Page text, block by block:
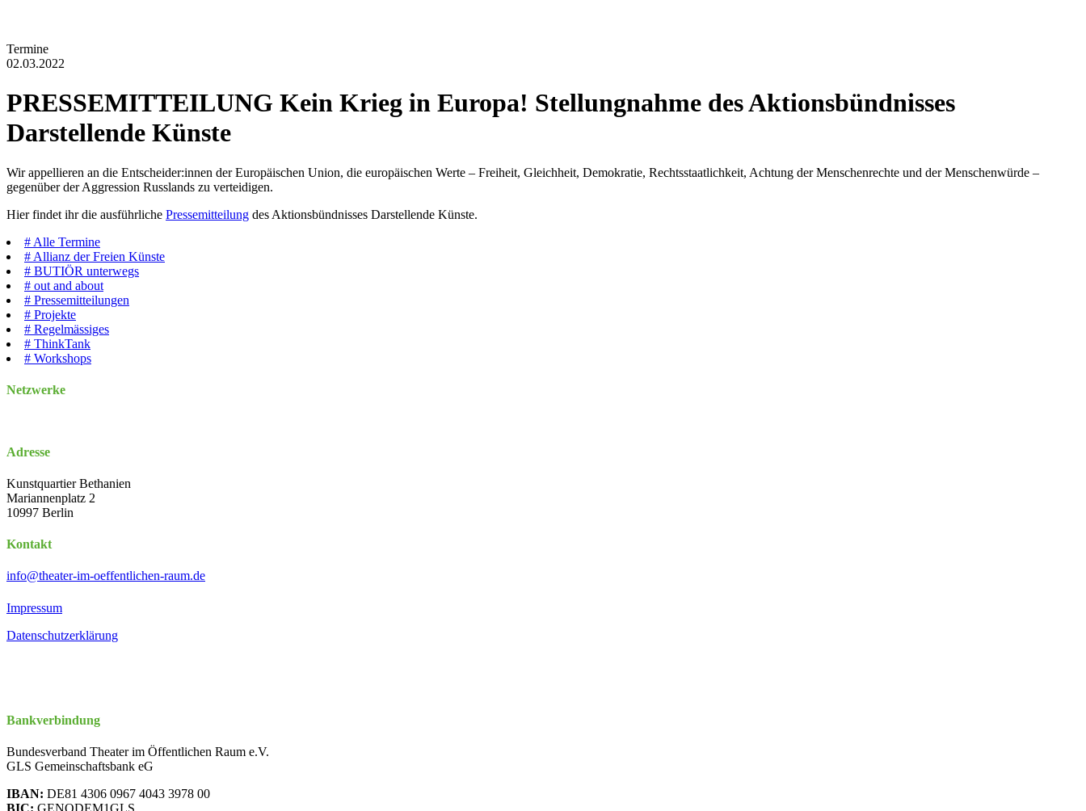
Termine
02.03.2022
PRESSEMITTEILUNG Kein Krieg in Europa! Stellungnahme des Aktionsbündnisses
Darstellende Künste
Wir appellieren an die Entscheider:innen der Europäischen Union, die europäischen Werte – Freiheit, Gleichheit, Demokratie, Rechtsstaatlichkeit, Achtung der Menschenrechte und der Menschenwürde –
gegenüber der Aggression Russlands zu verteidigen.
Hier findet ihr die ausführliche Pressemitteilung des Aktionsbündnisses Darstellende Künste.
# Alle Termine
# Allianz der Freien Künste
# BUTIÖR unterwegs
# out and about
# Pressemitteilungen
# Projekte
# Regelmässiges
# ThinkTank
# Workshops
Netzwerke
Adresse
Kunstquartier Bethanien
Mariannenplatz 2
10997 Berlin
Kontakt
info@theater-im-oeffentlichen-raum.de
Impressum
Datenschutzerklärung
Bankverbindung
Bundesverband Theater im Öffentlichen Raum e.V.
GLS Gemeinschaftsbank eG
IBAN: DE81 4306 0967 4043 3978 00